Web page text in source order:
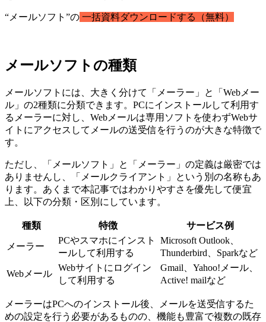
“メールソフト”の 一括資料ダウンロードする（無料）
メールソフトの種類
メールソフトには、大きく分けて「メーラー」と「Webメー
ル」の2種類に分類できます。PCにインストールして利用す
るメーラーに対し、Webメールは専用ソフトを使わずWebサ
イトにアクセスしてメールの送受信を行うのが大きな特徴で
す。
ただし、「メールソフト」と「メーラー」の定義は厳密では
ありませんし、「メールクライアント」という別の名称もあ
ります。あくまで本記事ではわかりやすさを優先して便宜
上、以下の分類・区別にしています。
種類 特徴 サービス例
メーラー
PCやスマホにインスト
ールして利用する
Microsoft Outlook、
Thunderbird、Sparkなど
Webメール
Webサイトにログイン
して利用する
Gmail、Yahoo!メール、
Active! mailなど
メーラーはPCへのインストール後、メールを送受信するた
めの設定を行う必要があるものの、機能も豊富で複数の既存